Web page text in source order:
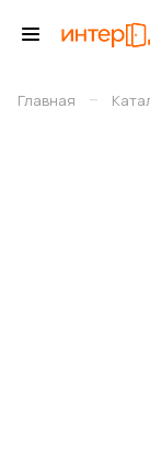
Главная –